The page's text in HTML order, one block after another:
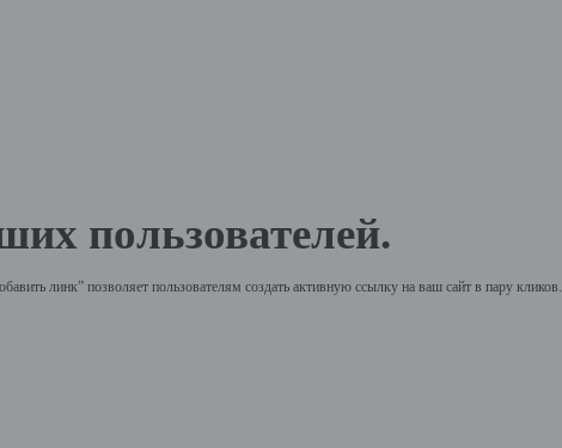
пользователей.
линк” позволяет пользователям создать активную ссылку на ваш сайт в пару кликов.